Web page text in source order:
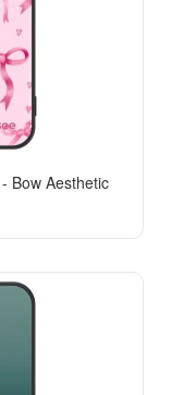
Bow Aesthetic